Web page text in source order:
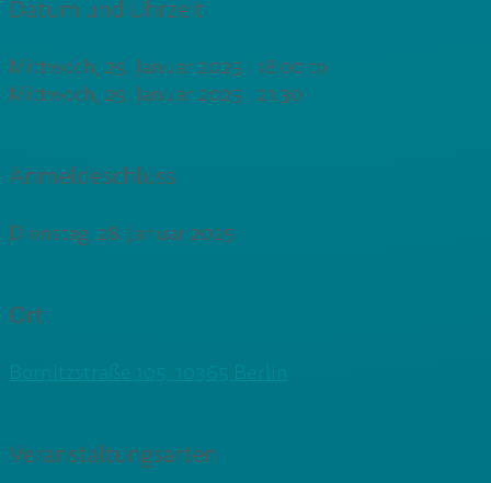
Datum und Uhrzeit
Mittwoch, 29. Januar 2025 | 18:00 to
Mittwoch, 29. Januar 2025 | 21:30
Anmeldeschluss
Dienstag, 28. Januar 2025
Ort
Veranstaltungsarten